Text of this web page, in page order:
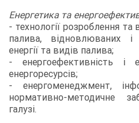
Енергетика та
- технології розроблення
палива, відновлюваних і
енергії та видів палива;
- енергоефективність і
енергоресурсів;
- енергоменеджмент,
нормативно-методичне
галузі.